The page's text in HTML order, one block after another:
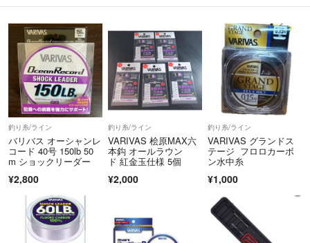
釣り糸/ライン
バリバス オーシャンレ
コード 40号 150lb 50
m ショックリーダー
¥2,800
釣り糸/ライン
VARIVAS 桧原MAX六
本鈎 オールラウン
ド 紅金玉仕様 5個
¥2,000
釣り糸/ライン
VARIVAS グランドス
テージ フロロカーボ
ン水中糸
¥1,000